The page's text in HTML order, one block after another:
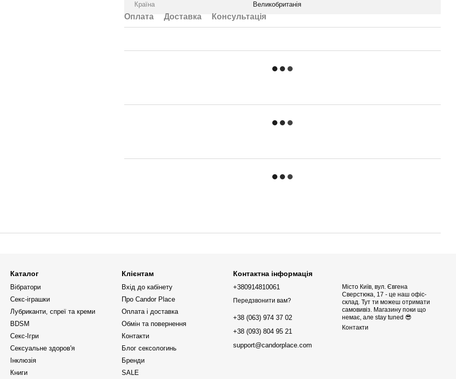
Країна Великобританія
Оплата Доставка Консультація
Каталог
Вібратори
Секс-іграшки
Лубриканти, спреї та креми
BDSM
Секс-Ігри
Сексуальне здоров'я
Інклюзія
Книги
Клієнтам
Вхід до кабінету
Про Candor Place
Оплата і доставка
Обмін та повернення
Контакти
Блог сексологинь
Бренди
SALE
Контактна інформація
+380914810061
Передзвонити вам?
+38 (063) 974 37 02
+38 (093) 804 95 21
support@candorplace.com
Місто Київ, вул. Євгена
Сверстюка, 17 - це наш офіс-
склад. Тут ти можеш отримати
самовивіз. Магазину поки що
немає, але stay tuned 😎
Контакти